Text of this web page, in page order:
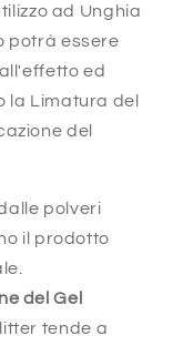
ad Unghia
potrà essere
ed
la Limatura del
del
polveri
il prodotto
del Gel
tende a